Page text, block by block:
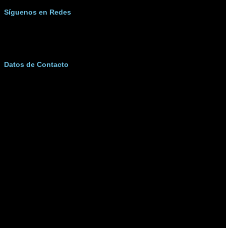
Síguenos en Redes
Datos de Contacto